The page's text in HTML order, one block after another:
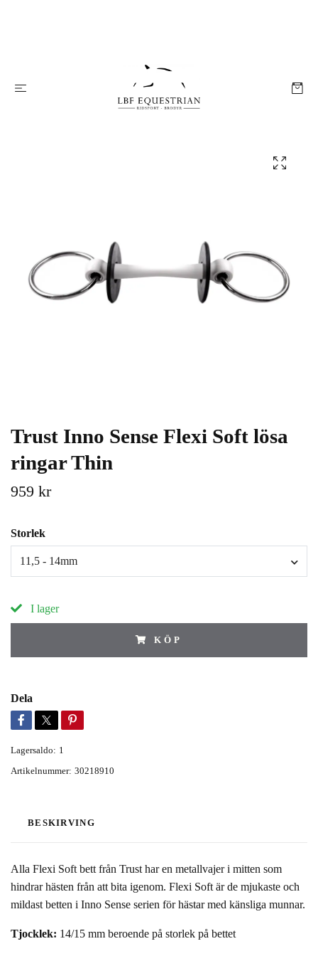
Trust Inno Sense Flexi Soft lösa
ringar Thin
959 kr
Storlek
11,5 - 14mm
I lager
KÖP
Dela
Lagersaldo: 1
Artikelnummer: 30218910
BESKIRVING
Alla Flexi Soft bett från Trust har en metallvajer i mitten som
hindrar hästen från att bita igenom. Flexi Soft är de mjukaste och
mildast betten i Inno Sense serien för hästar med känsliga munnar.
Tjocklek: 14/15 mm beroende på storlek på bettet